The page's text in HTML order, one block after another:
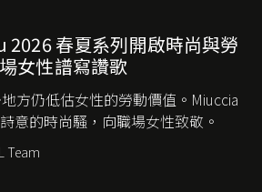
2026 春夏系列開啟時尚與勞
女性譜寫讚歌
方仍低估女性的勞動價值。 Miuccia
意的時尚騷，向職場女性致敬。
Team